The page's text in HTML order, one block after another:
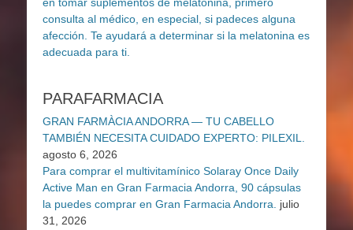
PARAFARMACIA
GRAN FARMÀCIA ANDORRA — TU CABELLO
TAMBIÉN NECESITA CUIDADO EXPERTO: PILEXIL.
agosto 6, 2026
Para comprar el multivitamínico Solaray Once Daily
Active Man en Gran Farmacia Andorra, 90 cápsulas
la puedes comprar en Gran Farmacia Andorra.
julio
31, 2026